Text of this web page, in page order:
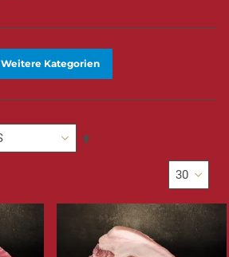
Weitere Kategorien
In